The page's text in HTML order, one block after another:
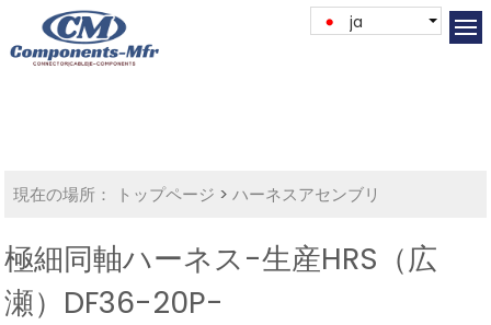
ja
現在の場所： トップページ >ハーネスアセンブリ
極細同軸ハーネス-生産HRS（広
瀬）DF36-20P-